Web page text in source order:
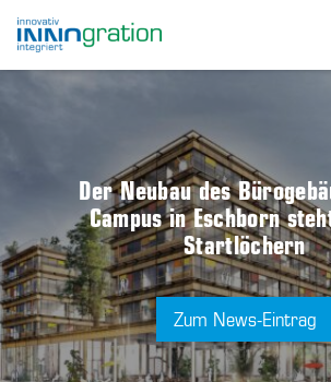
Der Neubau des
Campus in Eschborn
Startlöchern
Zum News-Eintrag